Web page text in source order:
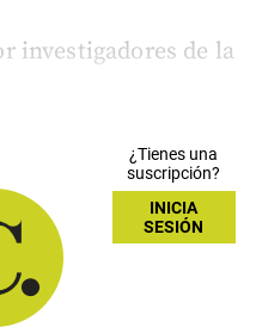
investigadores de la
¿Tienes una
suscripción?
INICIA
SESIÓN